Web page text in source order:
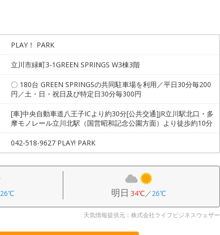
PLAY！ PARK
立川市緑町3-1GREEN SPRINGS W3棟3階
〇 180台 GREEN SPRINGSの共同駐車場を利用／平日30分毎200
円／土・日・祝日及び特定日30分毎300円
[車]中央自動車道八王子ICより約30分[公共交通]JR立川駅北口・多
摩モノレール立川北駅（国営昭和記念公園方面）より徒歩約10分
042-518-9627 PLAY! PARK
26℃ 明日 34℃／26℃
天気情報提供元：株式会社ライフビジネスウェザー